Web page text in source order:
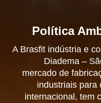
Política
A Brasfit indústria e
Diadema –
mercado de
industriais para
internacional, tem